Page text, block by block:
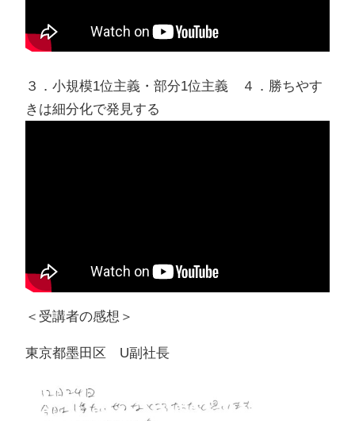
３．小規模1位主義・部分1位主義 ４．勝ちやす
きは細分化で発見する
＜受講者の感想＞
東京都墨田区 U副社長